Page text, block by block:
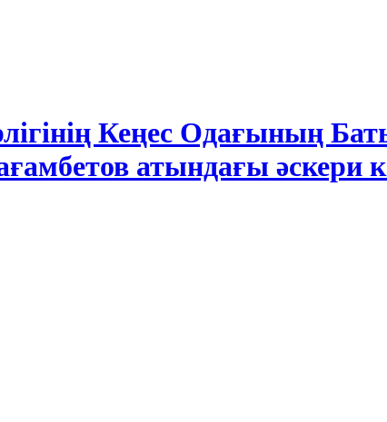
Кеңес Одағының
атындағы әскери